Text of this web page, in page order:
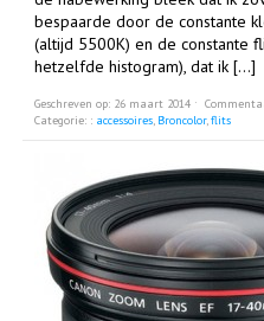
bespaarde door de constante
(altijd 5500K) en de constante
hetzelfde histogram), dat ik […]
Geschreven op: 26 maart 2014 ˑ
Categorie: : accessoires, Broncolor,flits